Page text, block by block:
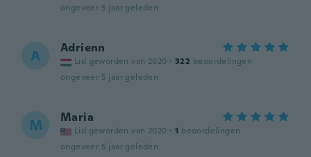
ongeveer 5 jaar geleden
A Adrienn
Lid geworden van 2020 · 322 beoordelingen
ongeveer 5 jaar geleden
M Maria
Lid geworden van 2020 · 1 beoordelingen
ongeveer 5 jaar geleden